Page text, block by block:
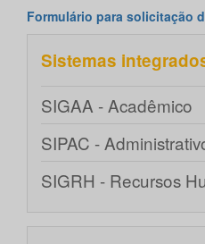
Formulário para solicitação
Sistemas
SIGAA - Acadêmico
SIPAC -
SIGRH - Recursos